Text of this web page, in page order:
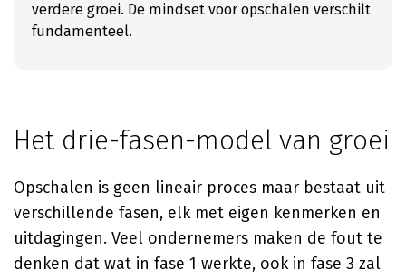
verdere groei. De mindset voor opschalen verschilt
fundamenteel.
Het drie-fasen-model van groei
Opschalen is geen lineair proces maar bestaat uit
verschillende fasen, elk met eigen kenmerken en
uitdagingen. Veel ondernemers maken de fout te
denken dat wat in fase 1 werkte, ook in fase 3 zal